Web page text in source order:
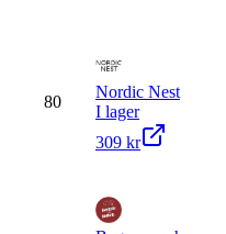
80
Nordic Nest
I lager
309 kr